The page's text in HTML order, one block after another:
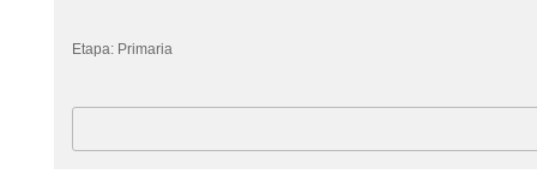
Etapa: Primaria